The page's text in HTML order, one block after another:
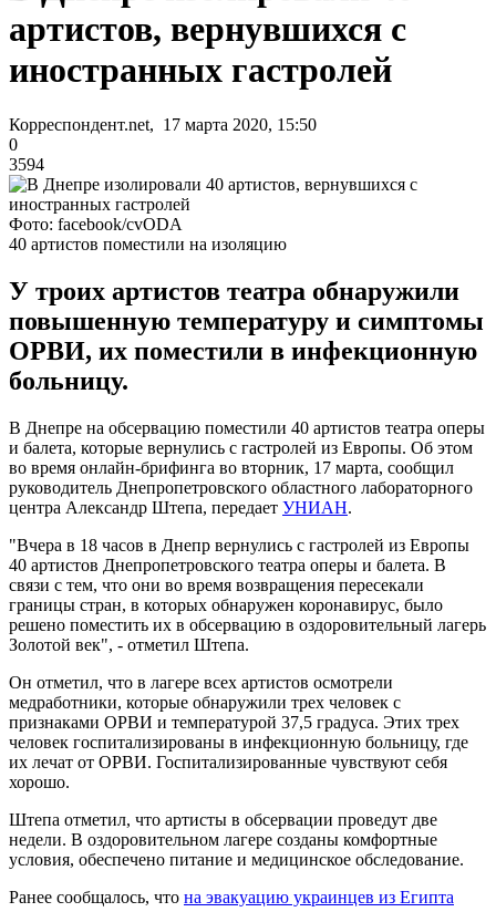
артистов, вернувшихся с
иностранных гастролей
Корреспондент.net, 17 марта 2020, 15:50
0
3594
Фото: facebook/cvODA
40 артистов поместили на изоляцию
У троих артистов театра обнаружили
повышенную температуру и симптомы
ОРВИ, их поместили в инфекционную
больницу.
В Днепре на обсервацию поместили 40 артистов театра оперы
и балета, которые вернулись с гастролей из Европы. Об этом
во время онлайн-брифинга во вторник, 17 марта, сообщил
руководитель Днепропетровского областного лабораторного
центра Александр Штепа, передает УНИАН.
"Вчера в 18 часов в Днепр вернулись с гастролей из Европы
40 артистов Днепропетровского театра оперы и балета. В
связи с тем, что они во время возвращения пересекали
границы стран, в которых обнаружен коронавирус, было
решено поместить их в обсервацию в оздоровительный лагерь
Золотой век", - отметил Штепа.
Он отметил, что в лагере всех артистов осмотрели
медработники, которые обнаружили трех человек с
признаками ОРВИ и температурой 37,5 градуса. Этих трех
человек госпитализированы в инфекционную больницу, где
их лечат от ОРВИ. Госпитализированные чувствуют себя
хорошо.
Штепа отметил, что артисты в обсервации проведут две
недели. В оздоровительном лагере созданы комфортные
условия, обеспечено питание и медицинское обследование.
Ранее сообщалось, что на эвакуацию украинцев из Египта